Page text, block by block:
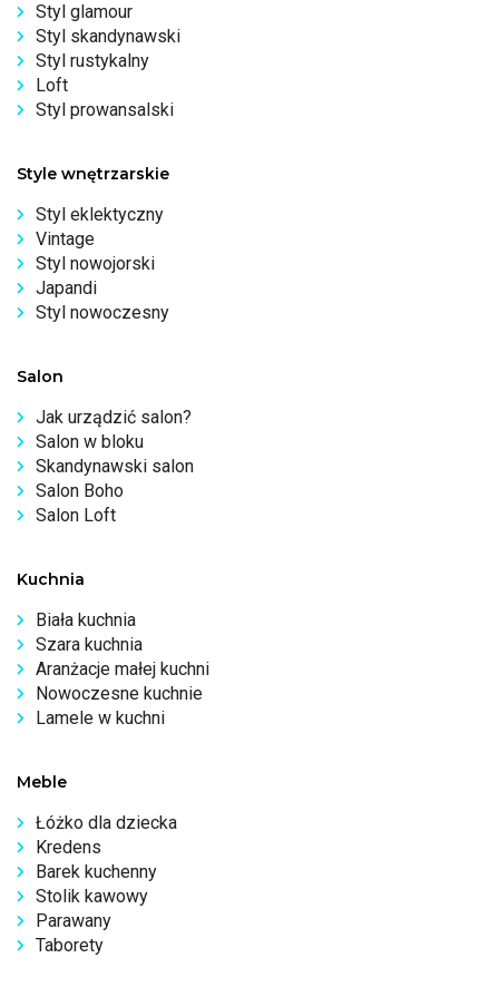
Styl glamour
Styl skandynawski
Styl rustykalny
Loft
Styl prowansalski
Style wnętrzarskie
Styl eklektyczny
Vintage
Styl nowojorski
Japandi
Styl nowoczesny
Salon
Jak urządzić salon?
Salon w bloku
Skandynawski salon
Salon Boho
Salon Loft
Kuchnia
Biała kuchnia
Szara kuchnia
Aranżacje małej kuchni
Nowoczesne kuchnie
Lamele w kuchni
Meble
Łóżko dla dziecka
Kredens
Barek kuchenny
Stolik kawowy
Parawany
Taborety